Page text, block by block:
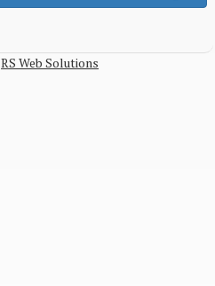
RS Web Solutions